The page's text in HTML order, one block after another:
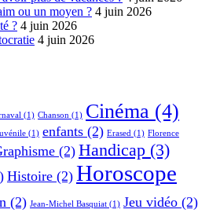
ou un moyen ? 4 juin 2026
? 4 juin 2026
4 juin 2026
(1) Chanson (1) Cinéma (4)
(1) enfants (2) Erased (1) Florence
(2) Handicap (3)
Histoire (2) Horoscope
(2) Jean-Michel Basquiat (1) Jeu vidéo (2)